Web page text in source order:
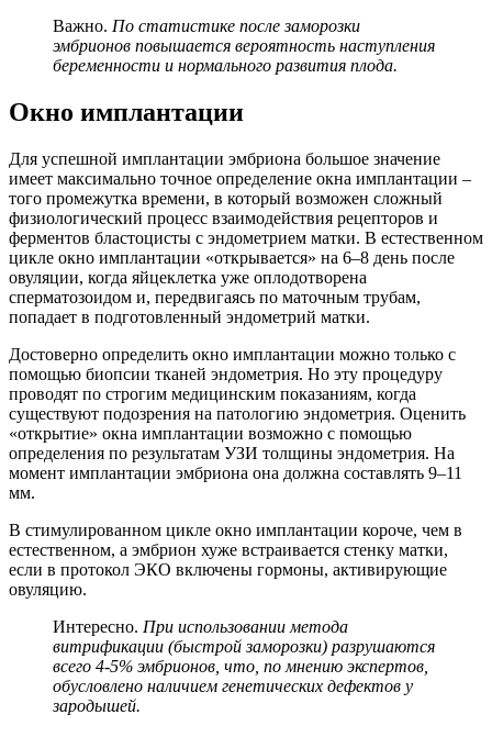
Важно. По статистике после заморозки
эмбрионов повышается вероятность наступления
беременности и нормального развития плода.
Окно имплантации
Для успешной имплантации эмбриона большое значение
имеет максимально точное определение окна имплантации –
того промежутка времени, в который возможен сложный
физиологический процесс взаимодействия рецепторов и
ферментов бластоцисты с эндометрием матки. В естественном
цикле окно имплантации «открывается» на 6–8 день после
овуляции, когда яйцеклетка уже оплодотворена
сперматозоидом и, передвигаясь по маточным трубам,
попадает в подготовленный эндометрий матки.
Достоверно определить окно имплантации можно только с
помощью биопсии тканей эндометрия. Но эту процедуру
проводят по строгим медицинским показаниям, когда
существуют подозрения на патологию эндометрия. Оценить
«открытие» окна имплантации возможно с помощью
определения по результатам УЗИ толщины эндометрия. На
момент имплантации эмбриона она должна составлять 9–11
мм.
В стимулированном цикле окно имплантации короче, чем в
естественном, а эмбрион хуже встраивается стенку матки,
если в протокол ЭКО включены гормоны, активирующие
овуляцию.
Интересно. При использовании метода
витрификации (быстрой заморозки) разрушаются
всего 4-5% эмбрионов, что, по мнению экспертов,
обусловлено наличием генетических дефектов у
зародышей.